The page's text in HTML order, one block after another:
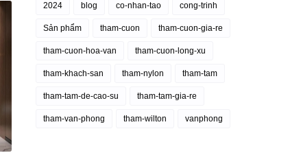
2024 blog co-nhan-tao cong-trinh
Sản phẩm tham-cuon tham-cuon-gia-re
tham-cuon-hoa-van tham-cuon-long-xu
tham-khach-san tham-nylon tham-tam
tham-tam-de-cao-su tham-tam-gia-re
tham-van-phong tham-wilton vanphong